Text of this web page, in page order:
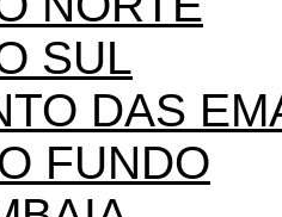
SUL
DAS
FUNDO